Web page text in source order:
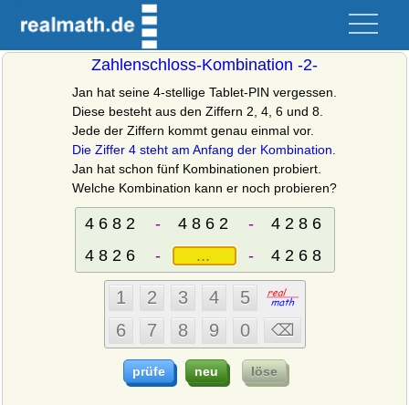
Zahlenschloss-Kombination -2-
Jan hat seine 4-stellige Tablet-PIN vergessen.
Diese besteht aus den Ziffern 2, 4, 6 und 8.
Jede der Ziffern kommt genau einmal vor.
Die Ziffer 4 steht am Anfang der Kombination.
Jan hat schon fünf Kombinationen probiert.
Welche Kombination kann er noch probieren?
-
-
-
-